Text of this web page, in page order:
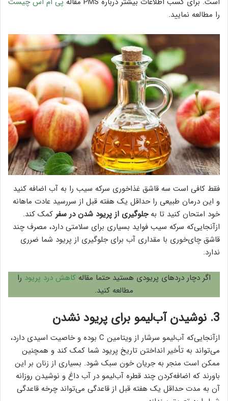
را مطالعه نمایید.
فقط کافی است سه قاشق غذاخوری سرکه سیب را به آب اضافه کنید
و این درمان طبیعی را حداقل یک هفته قبل از سررسید عادت ماهانه
خود امتحان کنید تا بهجلوگیری از پریود شدن در سفر کمک کند.
ازآنجایی‌که سرکه سیب فواید بسیاری برای سلامتی دارد، مصرف چند
قاشق چای‌خوری با مقداری آب برای جلوگیری از پریود شما ضرری
ندارد.
اگر دچار دردهای پریودی هستید حتما مقاله کاهش درد پریود را
مطالعه کنید.
3. نوشیدن آب‌لیمو برای پریود نشدن
ازآنجایی‌که آب‌لیمو سرشار از ویتامین C بوده و خاصیت اسیدی دارد،
می‌تواند به تأخیر انداختن تاریخ پریود شما کمک کند و همچنین
ممکن است منجر به جریان خون سبک شود. بسیاری از زنان بر این
باورند که اضافه‌کردن چند قطره آب‌لیمو در آب داغ و نوشیدن روزانه
آن به مدت حداقل یک هفته قبل از قاعدگی می‌تواند چرخه قاعدگی